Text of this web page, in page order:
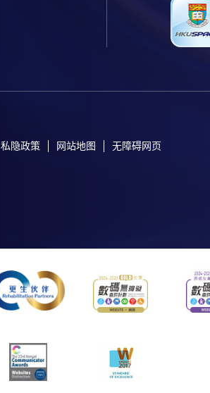
私隐政策 网站地图 无障碍网页